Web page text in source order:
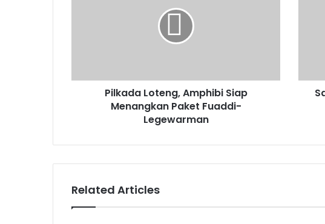
Pilkada Loteng, Amphibi Siap
Menangkan Paket Fuaddi-
Legewarman
Related Articles